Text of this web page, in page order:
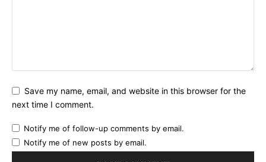
Save my name, email, and website in this browser for the
next time I comment.
Notify me of follow-up comments by email.
Notify me of new posts by email.